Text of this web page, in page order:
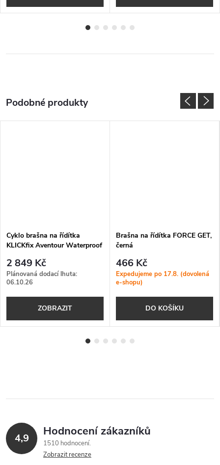
Cyklo brašna na řídítka
KLICKfix Aventour Waterproof
2 849 Kč
Plánovaná dodací lhuta:
06.10.26
ZOBRAZIT
Brašna na řídítka FORCE GET,
černá
466 Kč
Expedujeme po 17.8. (dovolená
e-shopu)
DO KOŠÍKU
4,9 Hodnocení zákazníků
1510 hodnocení
Zobrazit recenze